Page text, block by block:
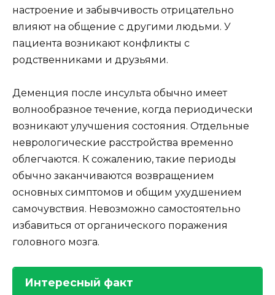
настроение и забывчивость отрицательно
влияют на общение с другими людьми. У
пациента возникают конфликты с
родственниками и друзьями.
Деменция после инсульта обычно имеет
волнообразное течение, когда периодически
возникают улучшения состояния. Отдельные
неврологические расстройства временно
облегчаются. К сожалению, такие периоды
обычно заканчиваются возвращением
основных симптомов и общим ухудшением
самочувствия. Невозможно самостоятельно
избавиться от органического поражения
головного мозга.
Интересный факт